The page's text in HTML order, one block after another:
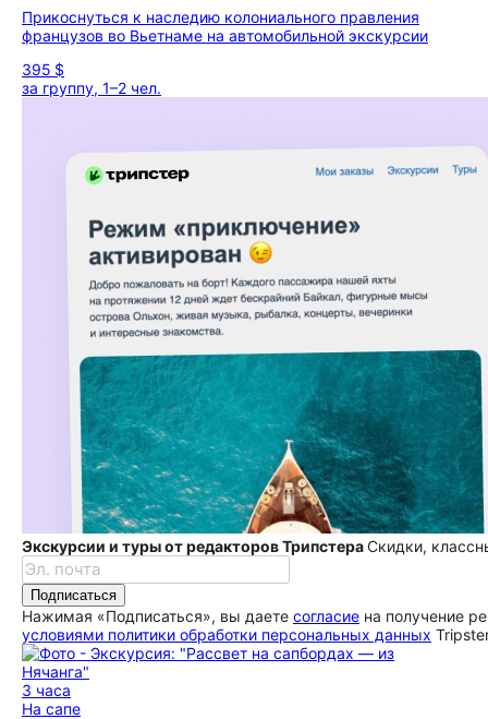
Прикоснуться к наследию колониального правления
французов во Вьетнаме на автомобильной экскурсии
395 $
за группу, 1–2 чел.
Экскурсии и туры от редакторов ТрипстераСкидки,
Подписаться
Нажимая «Подписаться», вы даете согласие на получение
условиями политики обработки персональных данных
3 часа
На сапе